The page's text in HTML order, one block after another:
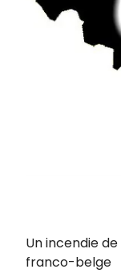
Un incendie
franco-belge